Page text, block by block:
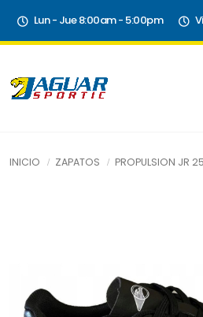
Lun - Jue 8:00am - 5:00pm
INICIO ZAPATOS PROPULSION JR